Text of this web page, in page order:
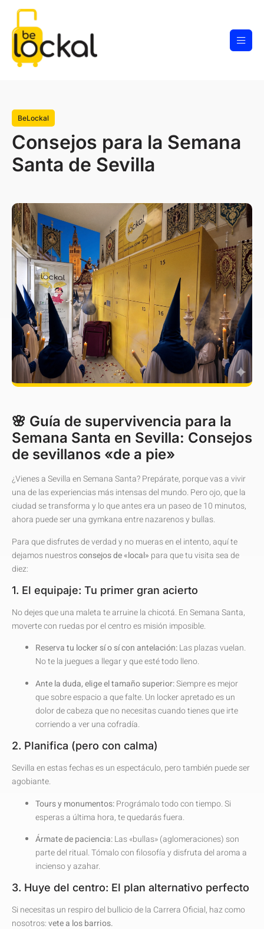
BeLockal
Consejos para la Semana
Santa de Sevilla
🌸 Guía de supervivencia para la
Semana Santa en Sevilla: Consejos
de sevillanos «de a pie»
¿Vienes a Sevilla en Semana Santa? Prepárate, porque vas a vivir
una de las experiencias más intensas del mundo. Pero ojo, que la
ciudad se transforma y lo que antes era un paseo de 10 minutos,
ahora puede ser una gymkana entre nazarenos y bullas.
Para que disfrutes de verdad y no mueras en el intento, aquí te
dejamos nuestrosconsejos de «local» para que tu visita sea de
diez:
1. El equipaje: Tu primer gran acierto
No dejes que una maleta te arruine la chicotá. En Semana Santa,
moverte con ruedas por el centro es misión imposible.
Reserva tu locker sí o sí con antelación:Las plazas vuelan.
No te la juegues a llegar y que esté todo lleno.
Ante la duda, elige el tamaño superior:Siempre es mejor
que sobre espacio a que falte. Un locker apretado es un
dolor de cabeza que no necesitas cuando tienes que irte
corriendo a ver una cofradía.
2. Planifica (pero con calma)
Sevilla en estas fechas es un espectáculo, pero también puede ser
agobiante.
Tours y monumentos:Prográmalo todo con tiempo. Si
esperas a última hora, te quedarás fuera.
Ármate de paciencia:Las «bullas» (aglomeraciones) son
parte del ritual. Tómalo con filosofía y disfruta del aroma a
incienso y azahar.
3. Huye del centro: El plan alternativo perfecto
Si necesitas un respiro del bullicio de la Carrera Oficial, haz como
nosotros:vete a los barrios.